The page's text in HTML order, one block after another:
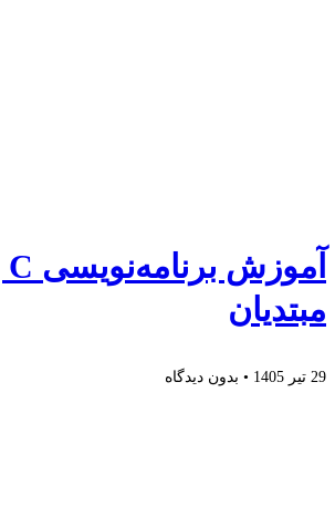
مبتدیان
29 تیر 1405 بدون دیدگاه